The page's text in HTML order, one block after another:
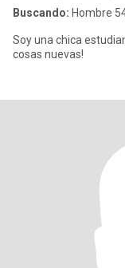
Buscando: Hombre
Soy una chica
cosas nuevas!